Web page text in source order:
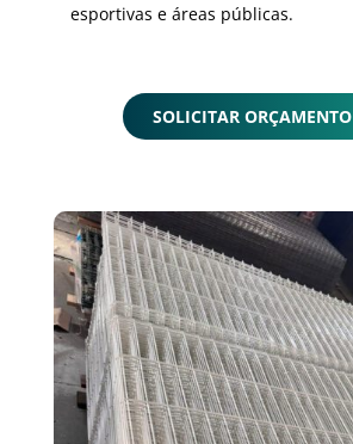
esportivas e áreas públicas.
SOLICITAR ORÇAMENTO